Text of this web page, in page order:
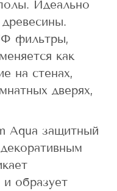
Идеально
фильтры,
как
на стенах,
дверях,
Aqua защитный
и образует